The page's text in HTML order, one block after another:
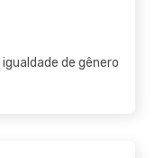
de gênero